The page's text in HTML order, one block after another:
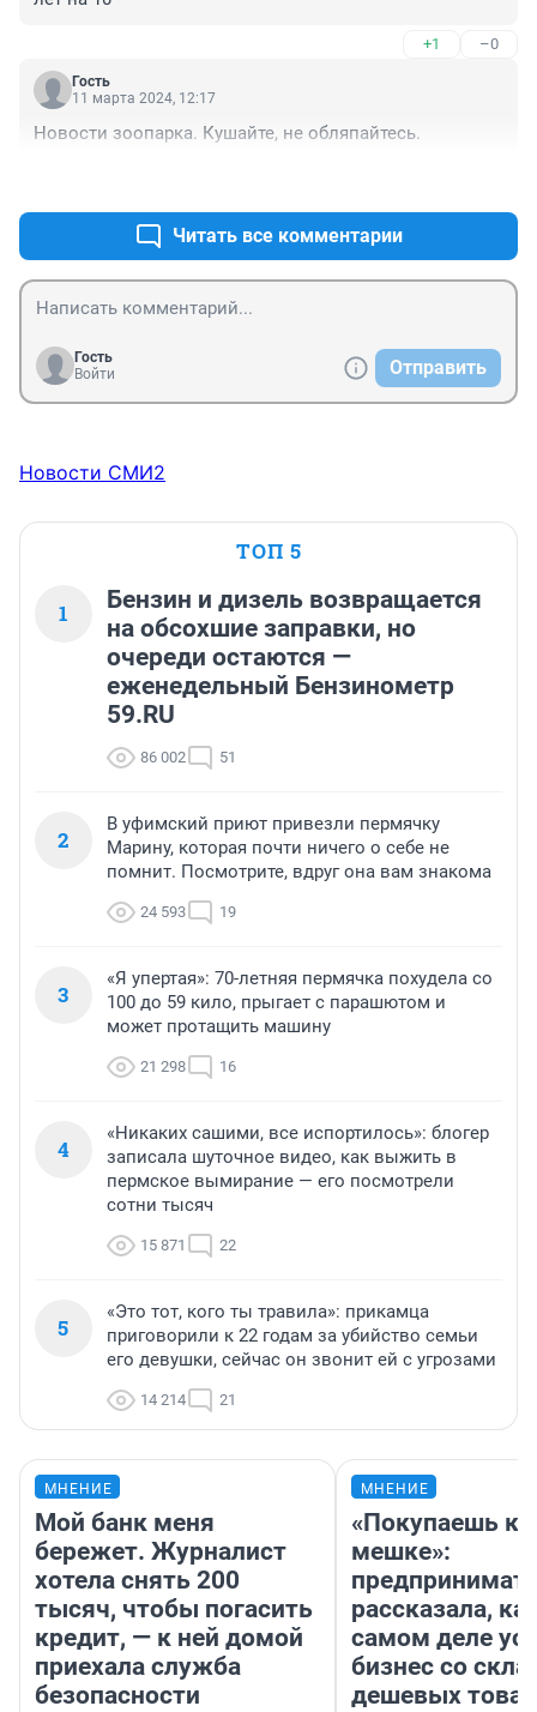
+1 –0
Гость
11 марта 2024, 12:17
Новости зоопарка. Кушайте, не обляпайтесь.
Читать все комментарии
Гость
Войти
Отправить
Новости СМИ2
ТОП 5
1
Бензин и дизель возвращается
на обсохшие заправки, но
очереди остаются —
еженедельный Бензинометр
59.RU
86 002 51
2
В уфимский приют привезли пермячку
Марину, которая почти ничего о себе не
помнит. Посмотрите, вдруг она вам знакома
24 593 19
3
«Я упертая»: 70-летняя пермячка похудела со
100 до 59 кило, прыгает с парашютом и
может протащить машину
21 298 16
4
«Никаких сашими, все испортилось»: блогер
записала шуточное видео, как выжить в
пермское вымирание — его посмотрели
сотни тысяч
15 871 22
5
«Это тот, кого ты травила»: прикамца
приговорили к 22 годам за убийство семьи
его девушки, сейчас он звонит ей с угрозами
14 214 21
МНЕНИЕ
Мой банк меня
бережет. Журналист
хотела снять 200
тысяч, чтобы погасить
кредит, — к ней домой
приехала служба
безопасности
МНЕНИЕ
«Покупаешь
мешке»:
рассказала,
самом деле
бизнес со
дешевых